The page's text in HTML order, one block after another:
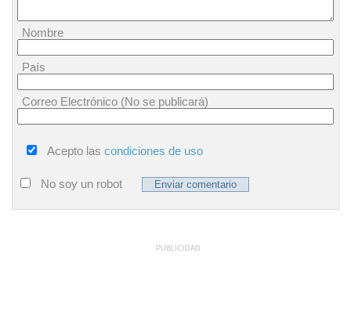
Nombre
País
Correo Electrónico (No se publicará)
Acepto las condiciones de uso
No soy un robot
PUBLICIDAD